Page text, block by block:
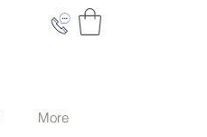
More